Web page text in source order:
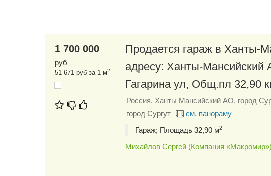
1 700 000
руб
51 671 руб за 1 м2
Продается гараж в Ханты-
адресу: Ханты-Мансийский
Гагарина ул, Общ.пл 32,90
Россия, Ханты Мансийский АО, город
город Сургут
см. панораму
Гараж; Площадь 32,90 м2
Михайлов Сергей (Компания «Макромир»)